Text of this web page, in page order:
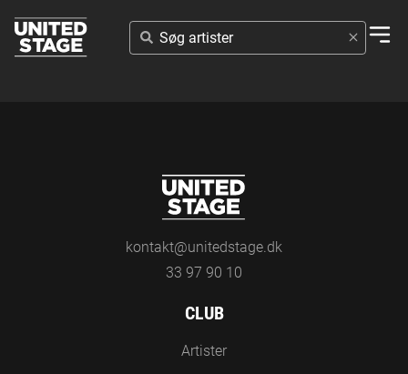
SØG
ARTISTER
kontakt@unitedstage.dk
33 97 90 10
CLUB
Artister